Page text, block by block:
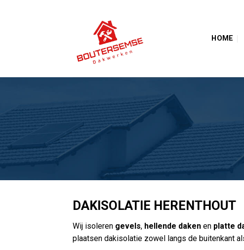
HOME
DAKISOLATIE HERENTHOUT
Wij isoleren gevels, hellende daken en platte
plaatsen dakisolatie zowel langs de buitenkant